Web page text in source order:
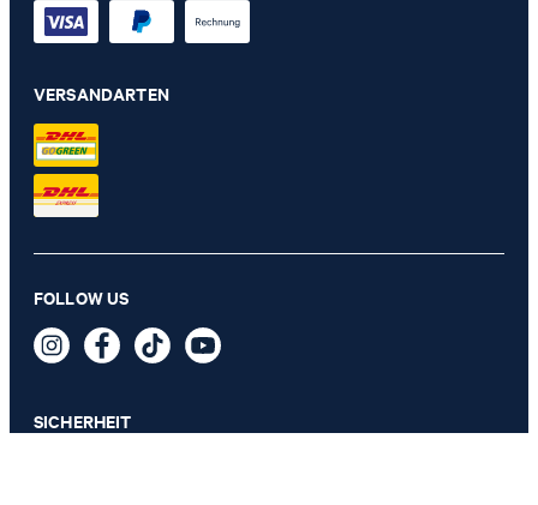
Tablett Bathline, Grau-Rosé
39,90 €
inkl. MwSt
VERSANDARTEN
FOLLOW US
SICHERHEIT